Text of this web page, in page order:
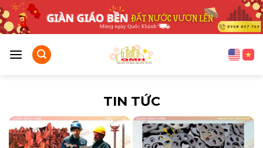
Bỏ
qua
nội
dung
TIN TỨC